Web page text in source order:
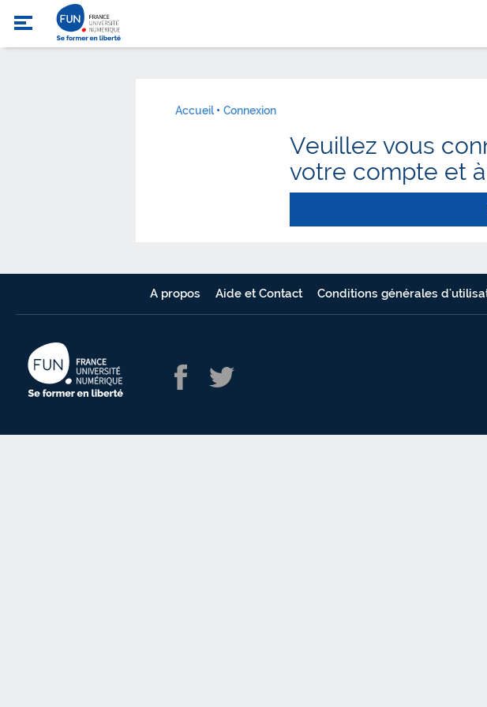
Accueil Connexion
Veuillez vous
votre compte et
A propos Aide et Contact Conditions générales